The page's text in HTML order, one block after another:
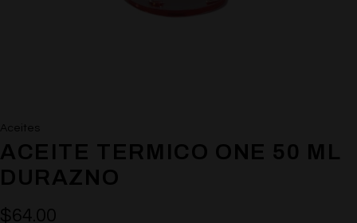
Aceites
ACEITE TERMICO ONE 50 ML
DURAZNO
$64.00